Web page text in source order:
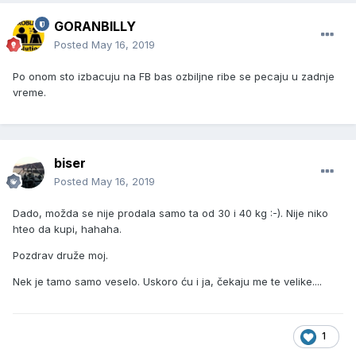
GORANBILLY
Posted May 16, 2019
Po onom sto izbacuju na FB bas ozbiljne ribe se pecaju u zadnje
vreme.
biser
Posted May 16, 2019
Dado, možda se nije prodala samo ta od 30 i 40 kg :-). Nije niko
hteo da kupi, hahaha.
Pozdrav druže moj.
Nek je tamo samo veselo. Uskoro ću i ja, čekaju me te velike....
1